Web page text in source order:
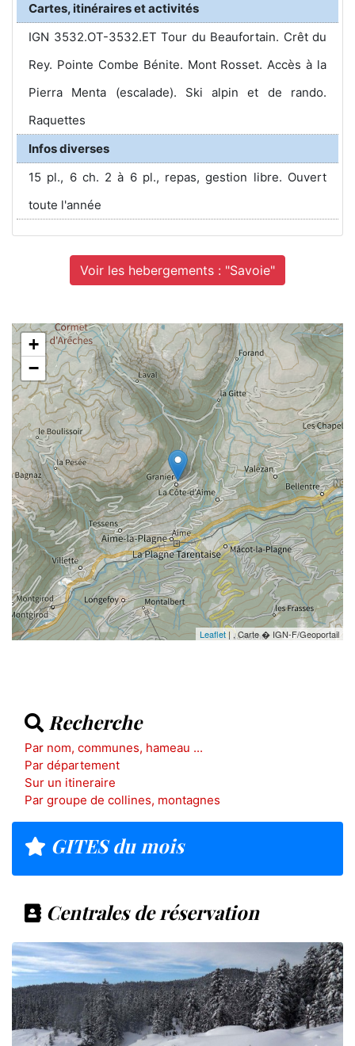
Cartes, itinéraires et activités
IGN 3532.OT-3532.ET Tour du Beaufortain. Crêt du
Rey. Pointe Combe Bénite. Mont Rosset. Accès à la
Pierra Menta (escalade). Ski alpin et de rando.
Raquettes
Infos diverses
15 pl., 6 ch. 2 à 6 pl., repas, gestion libre. Ouvert
toute l'année
Voir les hebergements : "Savoie"
+
−
Leaflet| , Carte � IGN-F/Geoportail
Recherche
Par nom, communes, hameau ...
Par département
Sur un itineraire
Par groupe de collines, montagnes
GITES du mois
Centrales de réservation